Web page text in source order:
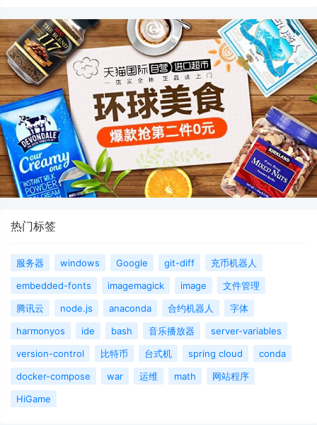
热门标签
服务器 windows Google git-diff
充币机器人
embedded-fonts
imagemagick image
文件管理
腾讯云
node.js anaconda 合约机器人
字体
harmonyos
ide bash 音乐播放器
server-variables
version-control
比特币 台式机 spring cloud
conda
docker-compose
war 运维 math
网站程序
HiGame